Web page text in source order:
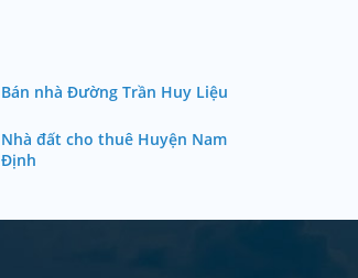
Bán nhà Đường Trần Huy Liệu
Nhà đất cho thuê Huyện Nam
Định